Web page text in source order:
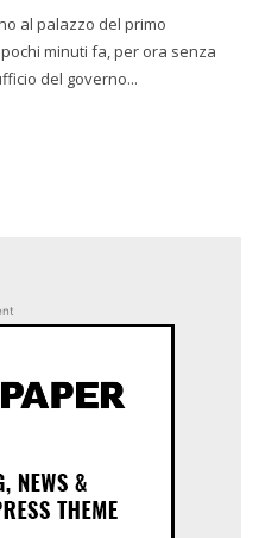
al palazzo del primo
minuti fa, per ora senza
del governo...